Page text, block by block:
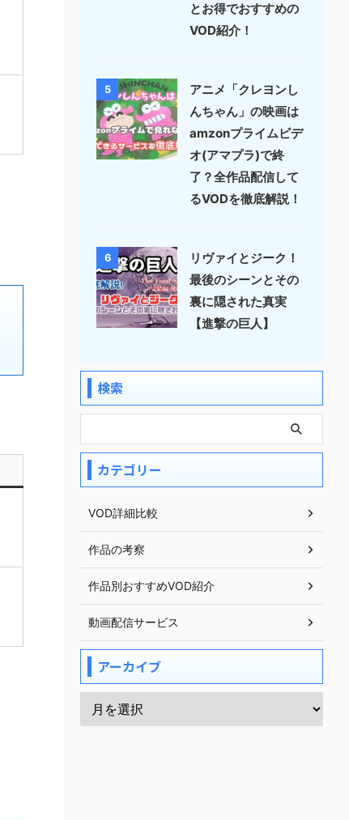
とお得でおすすめの
VOD紹介！
5
アニメ「クレヨンし
んちゃん」の映画は
amzonプライムビデ
オ(アマプラ)で終
了？全作品配信して
るVODを徹底解説！
6
リヴァイとジーク！
最後のシーンとその
裏に隠された真実
【進撃の巨人】
検索
カテゴリー
VOD詳細比較
作品の考察
作品別おすすめVOD紹介
動画配信サービス
アーカイブ